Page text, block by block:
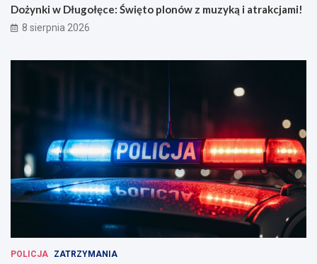
Dożynki w Długołęce: Święto plonów z muzyką i atrakcjami!
8 sierpnia 2026
POLICJA ZATRZYMANIA